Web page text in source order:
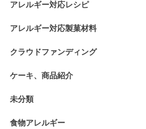
アレルギー対応レシピ
アレルギー対応製菓材料
クラウドファンディング
ケーキ、商品紹介
未分類
食物アレルギー